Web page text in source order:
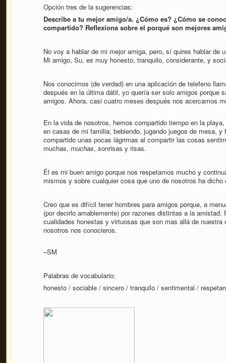
Opción tres de la sugerencias:
Describe a tu mejor amigo/a. ¿Cómo es? ¿Cómo se
compartido? Reflexiona sobre el porqué son mejores
No voy a hablar de mi mejor amiga, pero, sí quires hablar de
Mi amigo, Su, es muy honesto, tranquilo, considerante, y
Nos conocimos (de verdad) en una aplicación de telefeno
después en la última dátil, yo quería ser solo amigos porque
amigos. Ahora, casi cuatro meses después nos acercamos
En la vida de nosotros, hemos compartido tiempo en la
en casas de mi familia; bebiendo, jugando juegos de mesa,
compartido unas pocas lágrimas al compartir las cosas
muchas, muchas, sonrisas y risas.
Él es mi buen amigo porque nos respetamos mucho y
mismos y sobre cualquier cosa que uno de nosotros ha
Creo que es difícil tener hombres para amigos porque, a
(por decirlo amablemente) por razones distintas a la
cualidades honestas y virtuosas que son mas allá de
nosotros nos conocieros.
–SM
Palabras de vocabulario:
honesto / sociable / sincero / tranquilo / sentimental /